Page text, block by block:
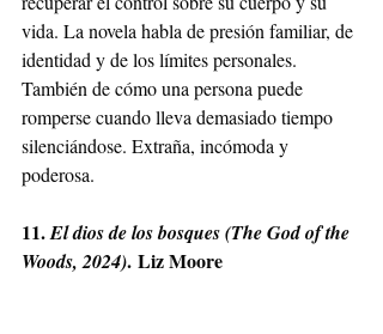
vida. La novela habla de presión familiar, de
identidad y de los límites personales.
También de cómo una persona puede
romperse cuando lleva demasiado tiempo
silenciándose. Extraña, incómoda y
poderosa.
11. El dios de los bosques (The God of the
Woods, 2024). Liz Moore